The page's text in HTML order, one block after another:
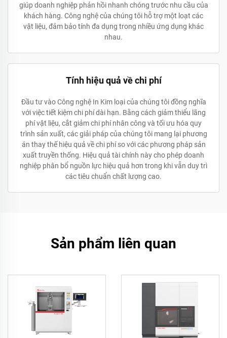
giúp doanh nghiệp phản hồi nhanh chóng trước nhu cầu của
khách hàng. Công nghệ của chúng tôi hỗ trợ một loạt các
vật liệu, đảm bảo tính đa dụng trong nhiều ứng dụng khác
nhau.
Tính hiệu quả về chi phí
Đầu tư vào Công nghệ In Kim loại của chúng tôi đồng nghĩa
với việc tiết kiệm chi phí dài hạn. Bằng cách giảm thiểu lãng
phí vật liệu, cắt giảm chi phí nhân công và tối ưu hóa quy
trình sản xuất, các giải pháp của chúng tôi mang lại phương
án thay thế hiệu quả về chi phí so với các phương pháp sản
xuất truyền thống. Hiệu quả tài chính này cho phép doanh
nghiệp phân bổ nguồn lực hiệu quả hơn trong khi vẫn duy trì
các tiêu chuẩn chất lượng cao.
Sản phẩm liên quan